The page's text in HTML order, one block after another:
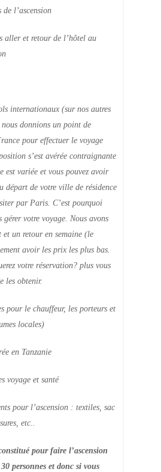
l’ascension
et retour de l’hôtel au
(sur nos autres
donnions un point de
pour effectuer le voyage
s’est avérée contraignante
est variée et vous pouvez avoir
départ de votre ville de résidence
par Paris. C’est pourquoi
gérer votre voyage. Nous avons
un retour en semaine (le
avoir les prix les plus bas.
votre réservation? plus vous
les obtenir.
le chauffeur, les porteurs et
locales)
en Tanzanie
et santé
pour l’ascension : textiles, sac
etc..
pour faire l’ascension
personnes et donc si vous